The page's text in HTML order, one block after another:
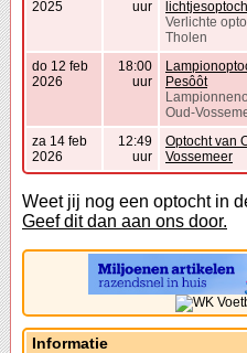
2025
uur
Verlichte
Tholen
do 12 feb
2026
18:00
uur
Pesôôt
Oud-
za 14 feb
2026
12:49
uur
Optocht van
Vossemeer
Weet jij nog een optocht in
Geef dit dan aan ons door.
Informatie